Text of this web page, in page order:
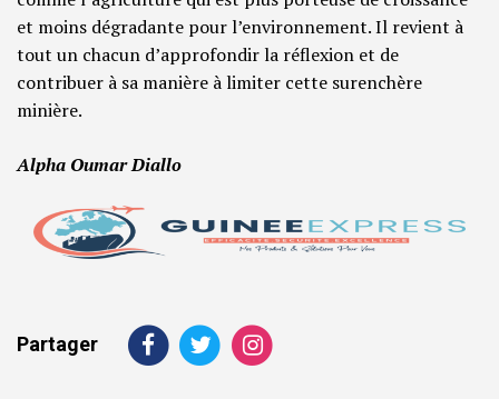
et moins dégradante pour l’environnement. Il revient à
tout un chacun d’approfondir la réflexion et de
contribuer à sa manière à limiter cette surenchère
minière.
Alpha Oumar Diallo
Partager